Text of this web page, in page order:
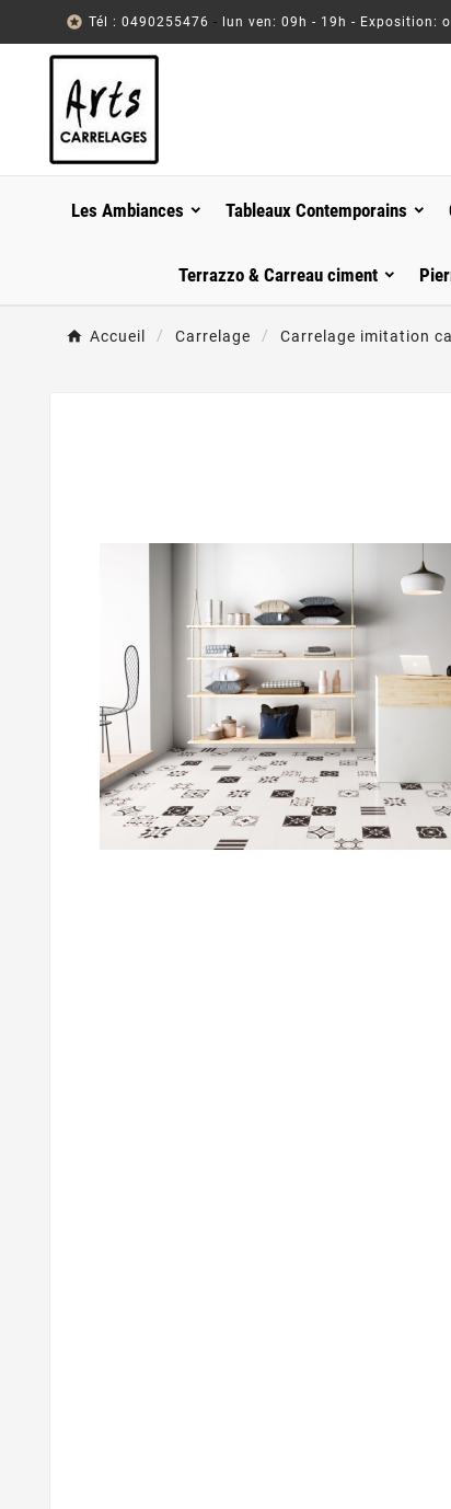
 Tél : 0490255476 - lun ven: 09h - 19h - Exposition:
Les Ambiances Tableaux Contemporains
Terrazzo & Carreau ciment
Accueil Carrelage Carrelage imitation